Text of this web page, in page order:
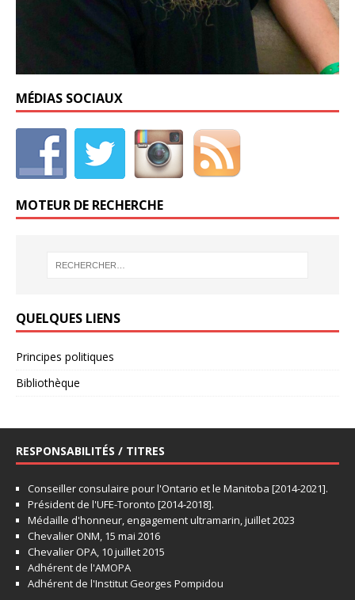
MÉDIAS SOCIAUX
MOTEUR DE RECHERCHE
QUELQUES LIENS
Principes politiques
Bibliothèque
RESPONSABILITÉS / TITRES
Conseiller consulaire pour l'Ontario et le Manitoba [2014-2021].
Président de l'UFE-Toronto [2014-2018].
Médaille d'honneur, engagement ultramarin, juillet 2023
Chevalier ONM, 15 mai 2016
Chevalier OPA, 10 juillet 2015
Adhérent de l'AMOPA
Adhérent de l'Institut Georges Pompidou